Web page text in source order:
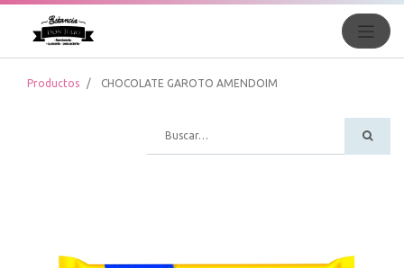
Productos CHOCOLATE GAROTO AMENDOIM